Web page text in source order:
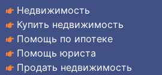
Недвижимость
Купить недвижимость
Помощь по ипотеке
Помощь юриста
Продать недвижимость